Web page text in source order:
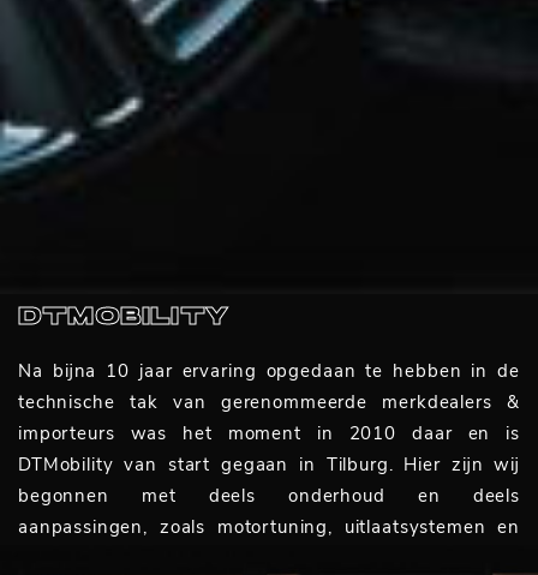
DTMOBILITY
Na bijna 10 jaar ervaring opgedaan te hebben in de
technische tak van gerenommeerde merkdealers &
importeurs was het moment in 2010 daar en is
DTMobility van start gegaan in Tilburg. Hier zijn wij
begonnen met deels onderhoud en deels
aanpassingen, zoals motortuning, uitlaatsystemen en